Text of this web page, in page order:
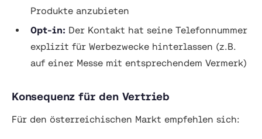
Produkte anzubieten
Opt-in: Der Kontakt hat seine Telefonnummer
explizit für Werbezwecke hinterlassen (z.B.
auf einer Messe mit entsprechendem Vermerk)
Konsequenz für den Vertrieb
Für den österreichischen Markt empfehlen sich: